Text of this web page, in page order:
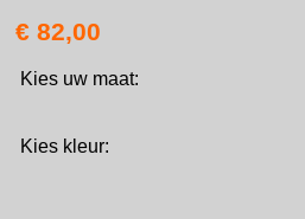
€ 82,00
Kies uw maat:
Kies kleur: